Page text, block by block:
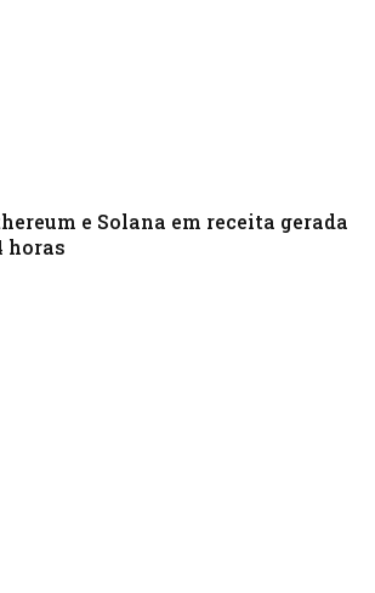
e Solana em receita gerada
horas